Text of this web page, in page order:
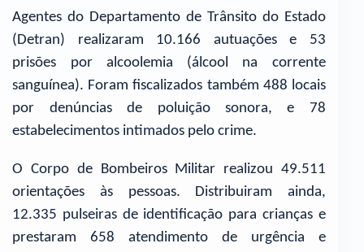
Agentes do Departamento de Trânsito do Estado
(Detran) realizaram 10.166 autuações e 53
prisões por alcoolemia (álcool na corrente
sanguínea). Foram fiscalizados também 488 locais
por denúncias de poluição sonora, e 78
estabelecimentos intimados pelo crime.
O Corpo de Bombeiros Militar realizou 49.511
orientações às pessoas. Distribuiram ainda,
12.335 pulseiras de identificação para crianças e
prestaram 658 atendimento de urgência e